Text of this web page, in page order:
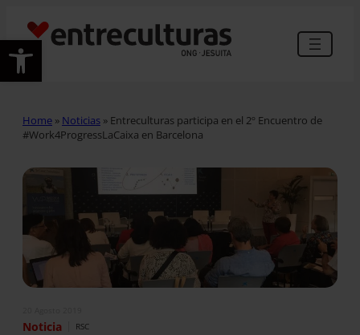
Abrir barra de herramientas
Home » Noticias » Entreculturas participa en el 2º Encuentro de
#Work4ProgressLaCaixa en Barcelona
Noticia RSC